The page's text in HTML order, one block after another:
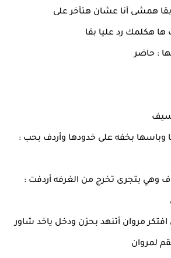
همشى أنا عشان هتأخر على
هكلمك رد عليا بقا
: حاضر
بخفه على خدودها وأردف بحب :
وهي بتجرى تخرج من الغرفه أردفت :
مروان أتنهد بحزن ودخل ياخد شاور
لمروان